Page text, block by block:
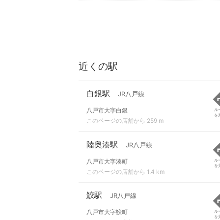
近くの駅
白銀駅 JR八戸線
八戸市大字白銀
このページの店舗から 259 m
ル
を
陸奥湊駅 JR八戸線
八戸市大字湊町
このページの店舗から 1.4 km
ル
を
鮫駅 JR八戸線
八戸市大字鮫町
ル
を